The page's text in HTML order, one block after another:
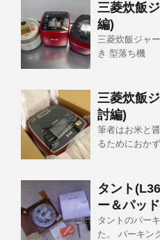
三菱炊飯
編)
三菱炊飯ジャ
き 型落ち機
三菱炊飯
討編)
筆者はお米と
るためにおか
タント
ー＆パッ
タントのパー
た。 パーキン